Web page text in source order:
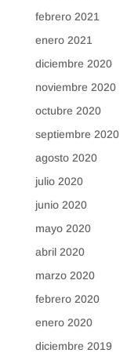
febrero 2021
enero 2021
diciembre 2020
noviembre 2020
octubre 2020
septiembre 2020
agosto 2020
julio 2020
junio 2020
mayo 2020
abril 2020
marzo 2020
febrero 2020
enero 2020
diciembre 2019